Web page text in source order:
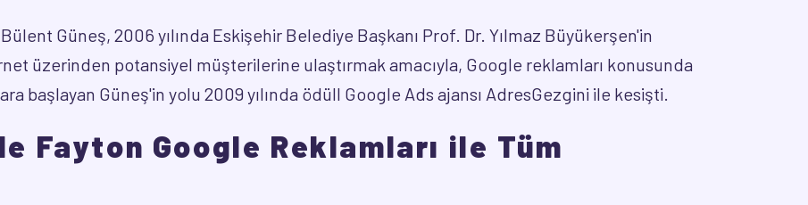
Güneş, 2006 yılında Eskişehir Belediye Başkanı Prof. Dr. Yılmaz Büyükerşen'in
üzerinden potansiyel müşterilerine ulaştırmak amacıyla, Google reklamları konusunda
başlayan Güneş'in yolu 2009 yılında ödüll Google Ads ajansı AdresGezgini ile kesişti.
Fayton Google Reklamları ile Tüm